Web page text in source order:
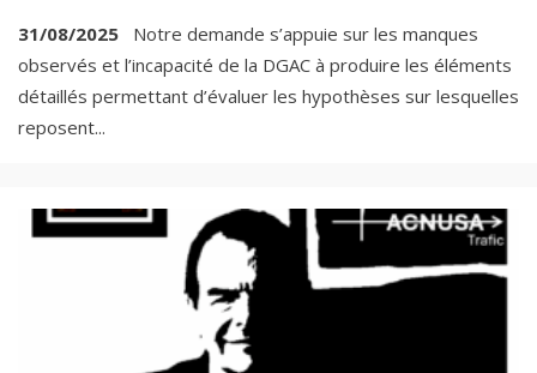
31/08/2025
Notre demande s’appuie sur les manques
observés et l’incapacité de la DGAC à produire les éléments
détaillés permettant d’évaluer les hypothèses sur lesquelles
reposent...